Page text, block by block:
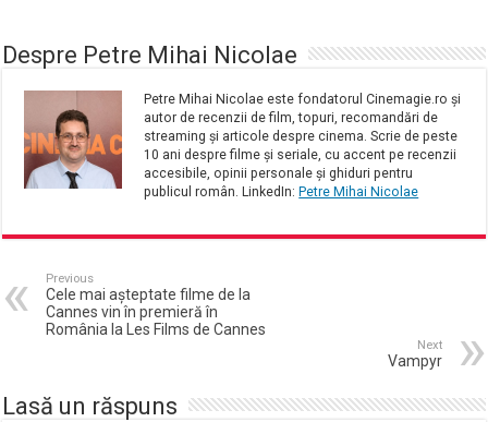
Despre Petre Mihai Nicolae
Petre Mihai Nicolae este fondatorul Cinemagie.ro și
autor de recenzii de film, topuri, recomandări de
streaming și articole despre cinema. Scrie de peste
10 ani despre filme și seriale, cu accent pe recenzii
accesibile, opinii personale și ghiduri pentru
publicul român. LinkedIn: Petre Mihai Nicolae
Previous
Cele mai aşteptate filme de la
Cannes vin în premieră în
România la Les Films de Cannes
Next
Vampyr
Lasă un răspuns